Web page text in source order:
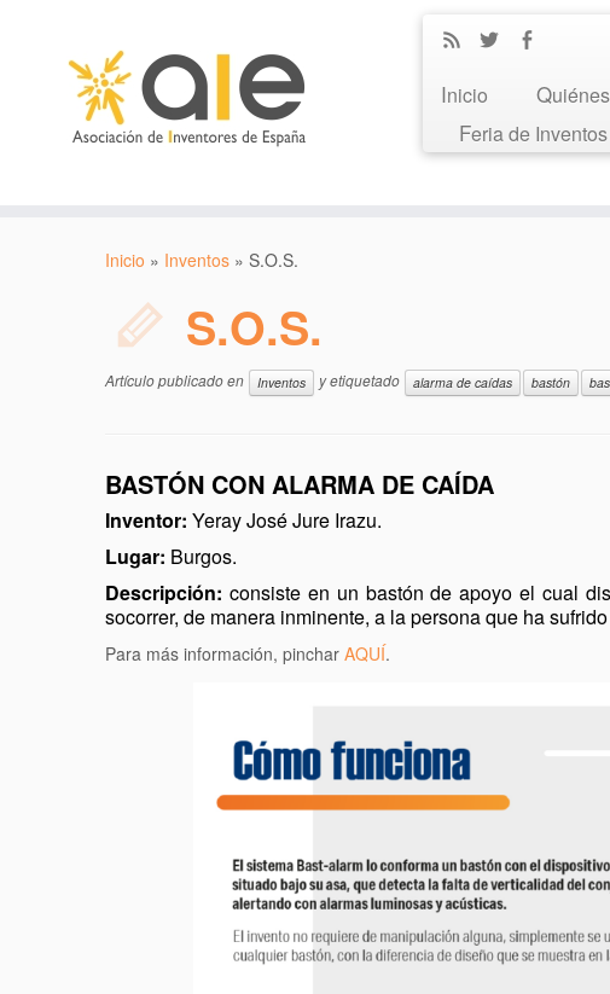
Inicio
Feria de
Inicio » Inventos » S.O.S.
S.O.S.
Artículo publicado en Inventos y etiquetado alarma de caídas bastón
BASTÓN CON ALARMA DE CAÍDA
Inventor: Yeray José Jure Irazu.
Lugar: Burgos.
Descripción: consiste en un bastón de apoyo el cual
socorrer, de manera inminente, a la persona que ha
Para más información, pinchar AQUÍ.